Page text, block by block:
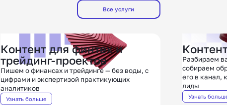
Все услуги
Контент для финтех и
трейдинг-проектов
Пишем о финансах и трейдинге — без воды, с
цифрами и экспертизой практикующих
аналитиков
Узнать больше
Разбираем
собираем
его в канал,
лиды
Узнать